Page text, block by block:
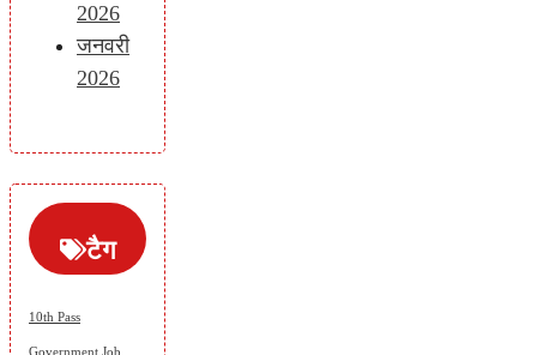
2026
जनवरी
2026
टैग
10th Pass
Government Job